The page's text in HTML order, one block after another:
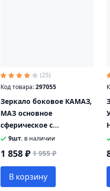
(25)
Код товара:297055
Зеркало боковое КАМАЗ,
МАЗ основное
сферическое с
подогревом 24V 320х180
ОАО МАЗ-БЕЛОГ
9шт. в наличии
1 858 ₽ 1 955 ₽
В корзину